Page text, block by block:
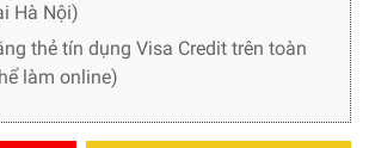
Hà Nội)
thẻ tín dụng Visa Credit trên toàn
làm online)